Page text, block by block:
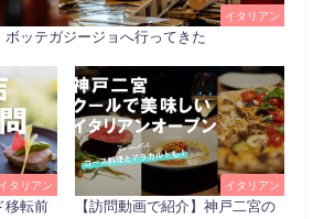
イタリアン
ッテガジージョへ行ってきた
イタリアン
移転前
イタリアン
【訪問動画で紹介】神戸二宮の